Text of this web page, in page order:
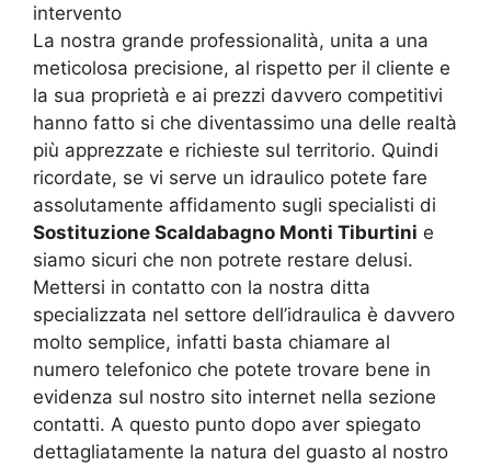
intervento
La nostra grande professionalità, unita a una
meticolosa precisione, al rispetto per il cliente e
la sua proprietà e ai prezzi davvero competitivi
hanno fatto si che diventassimo una delle realtà
più apprezzate e richieste sul territorio. Quindi
ricordate, se vi serve un idraulico potete fare
assolutamente affidamento sugli specialisti di
Sostituzione Scaldabagno Monti Tiburtini e
siamo sicuri che non potrete restare delusi.
Mettersi in contatto con la nostra ditta
specializzata nel settore dell’idraulica è davvero
molto semplice, infatti basta chiamare al
numero telefonico che potete trovare bene in
evidenza sul nostro sito internet nella sezione
contatti. A questo punto dopo aver spiegato
dettagliatamente la natura del guasto al nostro